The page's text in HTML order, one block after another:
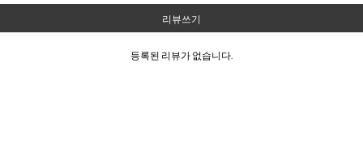
리뷰쓰기
등록된 리뷰가 없습니다.